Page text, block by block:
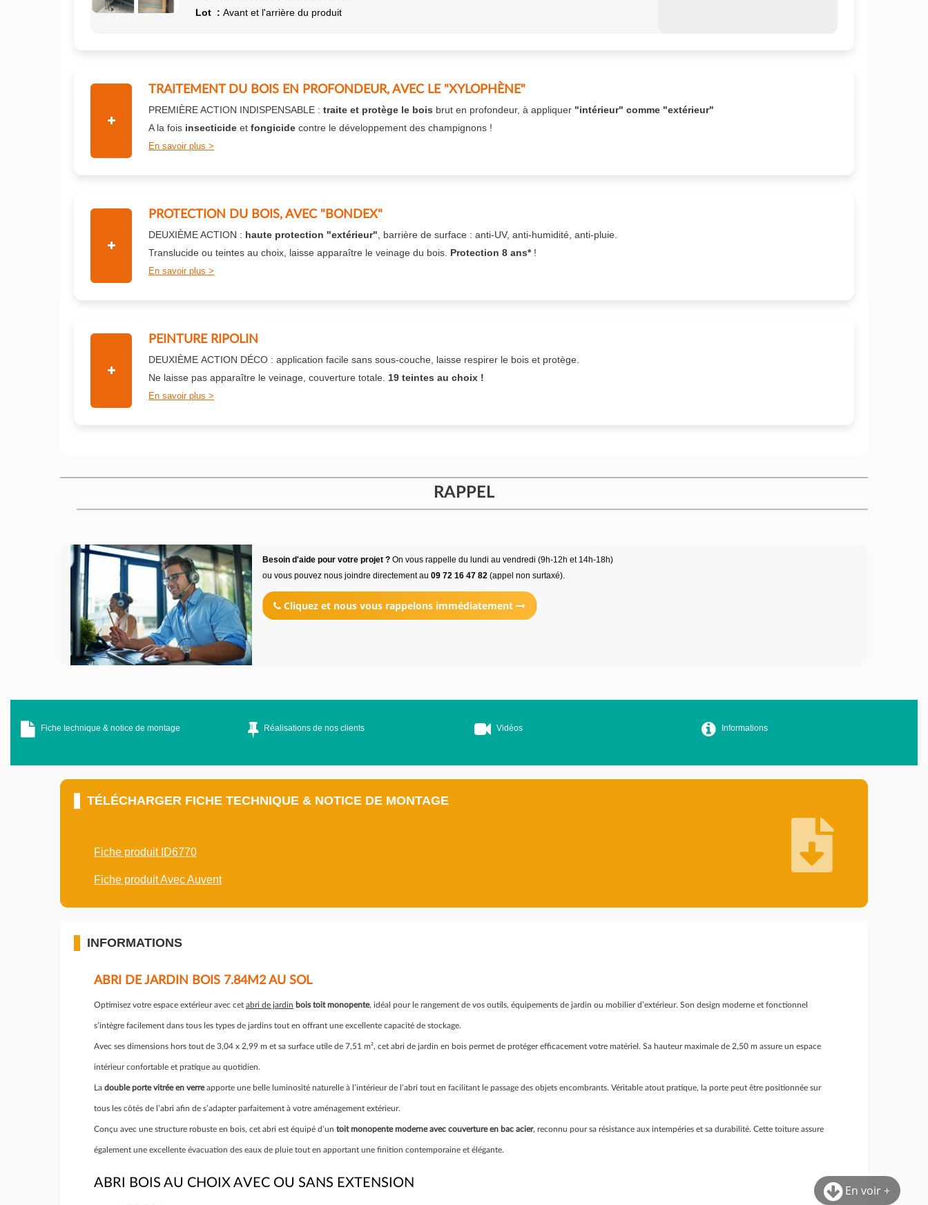
Lot : Avant et l'arrière du produit
TRAITEMENT DU BOIS EN PROFONDEUR, AVEC LE "XYLOPHÈNE"
PREMIÈRE ACTION INDISPENSABLE : traite et protège le bois brut en profondeur, à appliquer "intérieur" comme "extérieur"
A la fois insecticide et fongicide contre le développement des champignons !
En savoir plus
PROTECTION DU BOIS, AVEC "BONDEX"
DEUXIÈME ACTION : haute protection "extérieur" , barrière de surface : anti-UV, anti-humidité, anti-pluie.
Translucide ou teintes au choix, laisse apparaître le veinage du bois. Protection 8 ans*!
En savoir plus
PEINTURE RIPOLIN
DEUXIÈME ACTION DÉCO : application facile sans sous-couche, laisse respirer le bois et protège.
Ne laisse pas apparaître le veinage, couverture totale. 19 teintes au choix !
En savoir plus
RAPPEL
Besoin d'aide pour votre projet ?On vous rappelle du lundi au vendredi (9h-12h et 14h-18h)
ou vous pouvez nous joindre directement au 09 72 16 47 82(appel non surtaxé).
Cliquez et nous vous rappelons immédiatement
En voir +
Fiche technique & notice de montage Réalisations de nos clients Vidéos Informations
TÉLÉCHARGER FICHE TECHNIQUE & NOTICE DE MONTAGE
Fiche produit ID6770
Fiche produit Avec Auvent
INFORMATIONS
ABRI DE JARDIN BOIS 7.84M2 AU SOL
Optimisez votre espace extérieur avec cet abri de jardin bois toit monopente, idéal pour le rangement de vos outils, équipements de jardin ou mobilier d’extérieur. Son design moderne et fonctionnel
s’intègre facilement dans tous les types de jardins tout en offrant une excellente capacité de stockage.
Avec ses dimensions hors tout de 3,04 x 2,99 m et sa surface utile de 7,51 m², cet abri de jardin en bois permet de protéger efficacement votre matériel. Sa hauteur maximale de 2,50 m assure un espace
intérieur confortable et pratique au quotidien.
La double porte vitrée en verreapporte une belle luminosité naturelle à l’intérieur de l’abri tout en facilitant le passage des objets encombrants. Véritable atout pratique, la porte peut être positionnée sur
tous les côtés de l’abri afin de s’adapter parfaitement à votre aménagement extérieur.
Conçu avec une structure robuste en bois, cet abri est équipé d’un toit monopente moderne avec couverture en bac acier, reconnu pour sa résistance aux intempéries et sa durabilité. Cette toiture assure
également une excellente évacuation des eaux de pluie tout en apportant une finition contemporaine et élégante.
ABRI BOIS AU CHOIX AVEC OU SANS EXTENSION